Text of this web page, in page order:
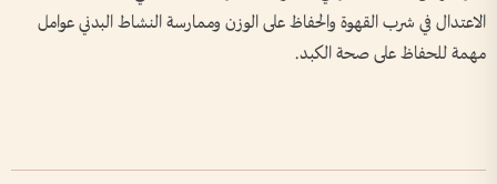
الاعتدال في شرب القهوة والحفاظ على الوزن وممارسة النشاط البدني عوامل
مهمة للحفاظ على صحة الكبد.